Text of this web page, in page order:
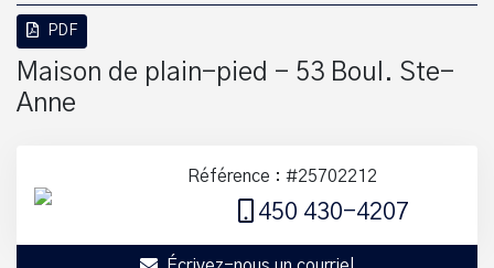
PDF
Maison de plain-pied - 53 Boul. Ste-
Anne
Référence : #25702212
450 430-4207